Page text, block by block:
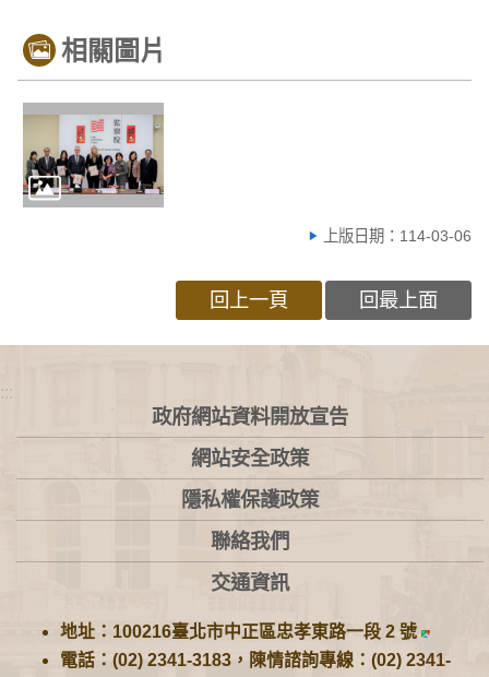
相關圖片
上版日期：114-03-06
回上一頁 回最上面
:::
政府網站資料開放宣告
網站安全政策
隱私權保護政策
聯絡我們
交通資訊
地址：100216臺北市中正區忠孝東路一段 2 號
電話：(02) 2341-3183，陳情諮詢專線：(02) 2341-